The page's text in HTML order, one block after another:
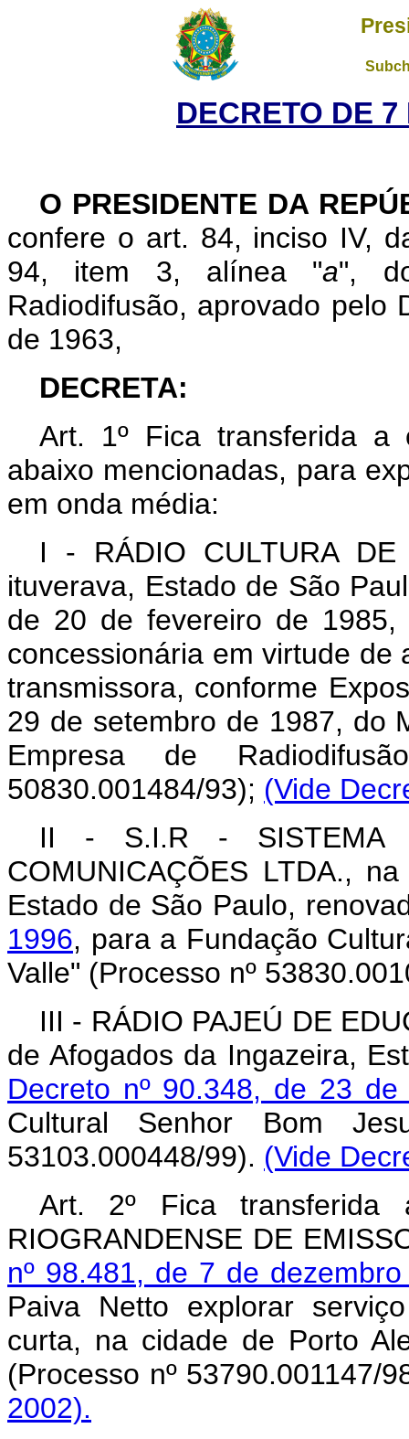
DECRETO DE
O PRESIDENTE DA
confere o art. 84, inciso IV,
94, item 3, alínea "a",
Radiodifusão, aprovado pelo
de 1963,
DECRETA:
Art. 1º Fica transferida a
abaixo mencionadas, para
em onda média:
I - RÁDIO CULTURA
ituverava, Estado de São
de 20 de fevereiro de
concessionária em virtude de
transmissora, conforme
29 de setembro de 1987, do
Empresa de
50830.001484/93); (Vide
II - S.I.R - SISTEMA
COMUNICAÇÕES LTDA.,
Estado de São Paulo,
1996, para a Fundação
Valle" (Processo nº
III - RÁDIO PAJEÚ DE
de Afogados da Ingazeira,
Decreto nº 90.348, de 23
Cultural Senhor Bom
53103.000448/99). (Vide
Art. 2º Fica transferida
RIOGRANDENSE DE
nº 98.481, de 7 de
Paiva Netto explorar
curta, na cidade de Porto
(Processo nº 53790.001147/
2002).